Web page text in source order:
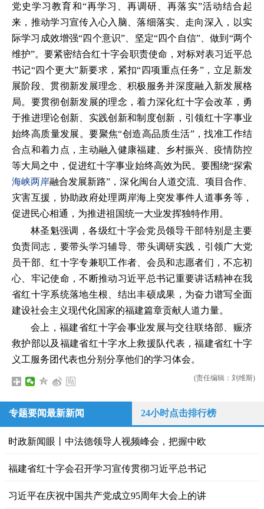
党史学习教育和“再学习、再调研、再落实”活动结合起
来，推动学习宣传入心入脑、落细落实、走向深入，以实
际学习成效增强“四个意识”、坚定“四个自信”、做到“两个
维护”。要紧密结合红十字会职责使命，对标对表习近平总
书记“四个更大”新要求，紧扣“四项重点任务”，立足新发
展阶段、贯彻新发展理念、积极服务并深度融入新发展格
局。要贯彻创新发展的理念，着力深化红十字会改革，勇
于推进理论创新、实践创新和制度创新，引领红十字事业
始终高质量发展。要聚焦“创造高品质生活”，找准工作结
合点和着力点，主动融入健康福建、乡村振兴、疫情防控
等大局之中，促进红十字事业始终高效为民。要围绕“探索
海峡两岸融合发展新路”，深化闽台人道交流、项目合作、
灾害互援，协助政府处理两岸海上突发事件人道事务等，
促进民心相通，为推进祖国统一大业发挥独特作用。
林圣魁强调，各级红十字会党员领导干部特别是主要
负责同志，要带头学习辅导、带头调研实践，引领广大党
员干部、红十字专兼职工作者、会员和志愿者们，不忘初
心、牢记使命，不断推动习近平总书记重要讲话精神在我
省红十字系统落地生根、结出丰硕成果，为奋力谱写全面
建设社会主义现代化国家的福建篇章贡献人道力量。
会上，福建省红十字会事业发展与交往联络部、赈济
救护部以及福建省红十字水上救援队代表，福建省红十字
义工服务团代表也分别分享他们的学习体会。
(责任编辑：刘维斯)
专题要闻最新新闻 24小时点击排行榜
时政新闻眼丨中法德领导人视频峰会，把握中欧
福建省红十字会召开学习宣传贯彻习近平总书记
习近平在庆祝中国共产党成立95周年大会上的讲